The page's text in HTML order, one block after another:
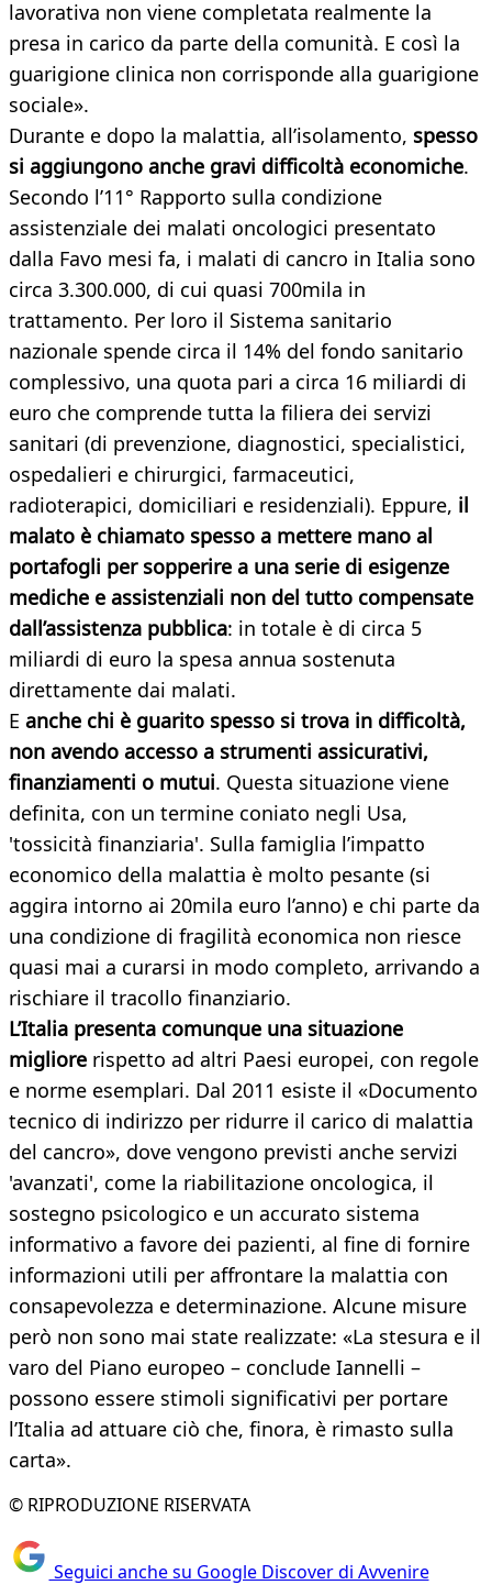
lavorativa non viene completata realmente la
presa in carico da parte della comunità. E così la
guarigione clinica non corrisponde alla guarigione
sociale».
Durante e dopo la malattia, all’isolamento, spesso
si aggiungono anche gravi difficoltà economiche.
Secondo l’11° Rapporto sulla condizione
assistenziale dei malati oncologici presentato
dalla Favo mesi fa, i malati di cancro in Italia sono
circa 3.300.000, di cui quasi 700mila in
trattamento. Per loro il Sistema sanitario
nazionale spende circa il 14% del fondo sanitario
complessivo, una quota pari a circa 16 miliardi di
euro che comprende tutta la filiera dei servizi
sanitari (di prevenzione, diagnostici, specialistici,
ospedalieri e chirurgici, farmaceutici,
radioterapici, domiciliari e residenziali). Eppure, il
malato è chiamato spesso a mettere mano al
portafogli per sopperire a una serie di esigenze
mediche e assistenziali non del tutto compensate
dall’assistenza pubblica: in totale è di circa 5
miliardi di euro la spesa annua sostenuta
direttamente dai malati.
E anche chi è guarito spesso si trova in difficoltà,
non avendo accesso a strumenti assicurativi,
finanziamenti o mutui. Questa situazione viene
definita, con un termine coniato negli Usa,
'tossicità finanziaria'. Sulla famiglia l’impatto
economico della malattia è molto pesante (si
aggira intorno ai 20mila euro l’anno) e chi parte da
una condizione di fragilità economica non riesce
quasi mai a curarsi in modo completo, arrivando a
rischiare il tracollo finanziario.
L’Italia presenta comunque una situazione
migliore rispetto ad altri Paesi europei, con regole
e norme esemplari. Dal 2011 esiste il «Documento
tecnico di indirizzo per ridurre il carico di malattia
del cancro», dove vengono previsti anche servizi
'avanzati', come la riabilitazione oncologica, il
sostegno psicologico e un accurato sistema
informativo a favore dei pazienti, al fine di fornire
informazioni utili per affrontare la malattia con
consapevolezza e determinazione. Alcune misure
però non sono mai state realizzate: «La stesura e il
varo del Piano europeo – conclude Iannelli –
possono essere stimoli significativi per portare
l’Italia ad attuare ciò che, finora, è rimasto sulla
carta».
© RIPRODUZIONE RISERVATA
Seguici anche su Google Discover di Avvenire